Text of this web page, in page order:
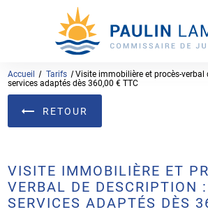
Accueil Tarifs
Visite immobilière et procès-verbal
services adaptés dès 360,00 € TTC
RETOUR
VISITE IMMOBILIÈRE ET
VERBAL DE DESCRIPTION
SERVICES ADAPTÉS DÈS
Panneau de gestion des cookies